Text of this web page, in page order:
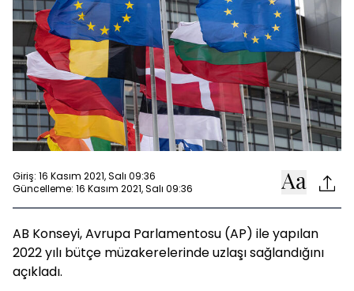
Giriş: 16 Kasım 2021, Salı 09:36
Güncelleme: 16 Kasım 2021, Salı 09:36
AB Konseyi, Avrupa Parlamentosu (AP) ile yapılan
2022 yılı bütçe müzakerelerinde uzlaşı sağlandığını
açıkladı.